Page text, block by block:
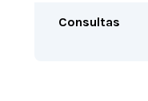
Consultas